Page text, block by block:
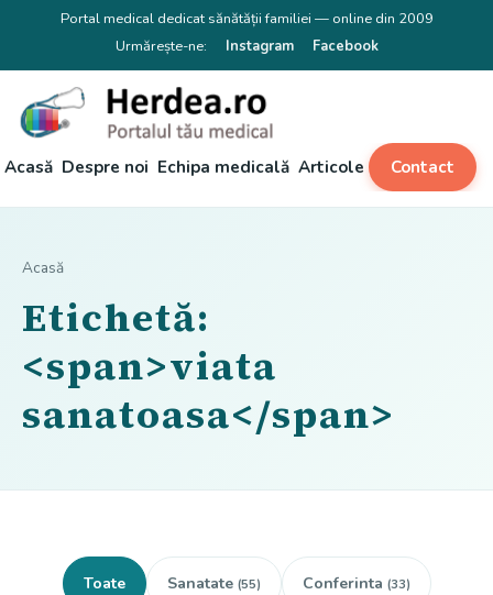
Portal medical dedicat sănătății familiei — online din 2009
Urmărește-ne:
Instagram Facebook
Acasă Despre noi Echipa medicală Articole Contact
Acasă
Etichetă:
<span>viata
sanatoasa</span>
Toate Sanatate (55) Conferinta (33)